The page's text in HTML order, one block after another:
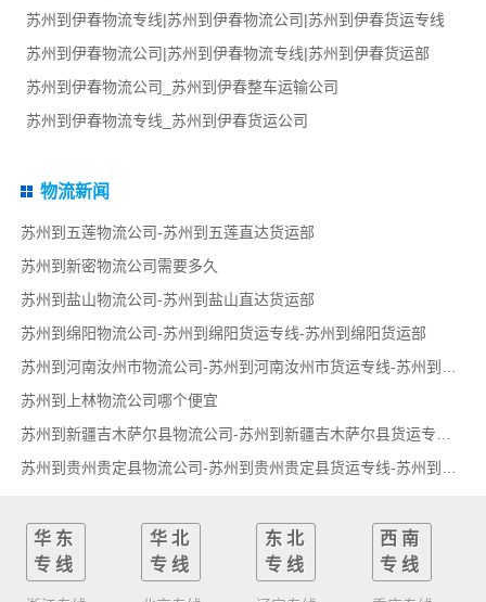
苏州到伊春物流专线|苏州到伊春物流公司|苏州到伊春货运专线
苏州到伊春物流公司|苏州到伊春物流专线|苏州到伊春货运部
苏州到伊春物流公司_苏州到伊春整车运输公司
苏州到伊春物流专线_苏州到伊春货运公司
物流新闻
苏州到五莲物流公司-苏州到五莲直达货运部
苏州到新密物流公司需要多久
苏州到盐山物流公司-苏州到盐山直达货运部
苏州到绵阳物流公司-苏州到绵阳货运专线-苏州到绵阳货运部
苏州到上林物流公司哪个便宜
华东
专线
华北
专线
东北
专线
西南
专线